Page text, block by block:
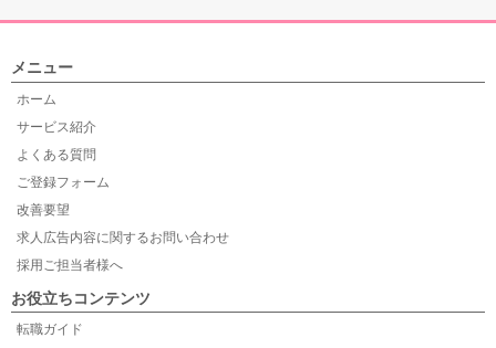
メニュー
ホーム
サービス紹介
よくある質問
ご登録フォーム
改善要望
求人広告内容に関するお問い合わせ
採用ご担当者様へ
お役立ちコンテンツ
転職ガイド